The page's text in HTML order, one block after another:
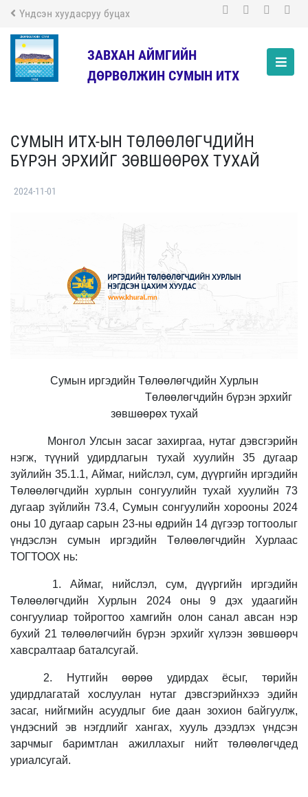
Үндсэн хуудасруу буцах
ЗАВХАН АЙМГИЙН
ДӨРВӨЛЖИН СУМЫН ИТХ
СУМЫН ИТХ-ЫН ТӨЛӨӨЛӨГЧДИЙН
БҮРЭН ЭРХИЙГ ЗӨВШӨӨРӨХ ТУХАЙ
2024-11-01
Сумын иргэдийн Төлөөлөгчдийн Хурлын
Төлөөлөгчдийн бүрэн эрхийг
зөвшөөрөх тухай
Монгол Улсын засаг захиргаа, нутаг дэвсгэрийн
нэгж, түүний удирдлагын тухай хуулийн 35
дугаар
зуйлийн35.1.1, Аймаг, нийслэл, сум, дүүргийн иргэдийн
Төлөөлөгчдийн хурлын сонгуулийн тухай хуулийн 73
дугаар зүйлийн 73.4, Сумын сонгуулийн хорооны 2024
оны 10 дугаар сарын 23-ны өдрийн 14 дүгээр тогтоолыг
үндэслэн сумын иргэдийн Төлөөлөгчдийн Хурлаас
ТОГТООХ нь:
1. Аймаг, нийслэл, сум, дүүргийн иргэдийн
Төлөөлөгчдийн Хурлын 2024 оны 9 дэх удаагийн
сонгуулиар тойрогтоо хамгийн олон санал авсан нэр
бухий 21 төлөөлөгчийн бүрэн эрхийг хүлээн зөвшөөрч
хавсралтаар баталсугай.
2. Нутгийн өөрөө удирдах ёсыг, төрийн
удирдлагатай хослуулан нутаг дэвсгэрийнхээ эдийн
засаг, нийгмийн асуудлыг бие даан зохион байгуулж,
үндэсний эв нэгдлийг хангах, хууль дээдлэх үндсэн
зарчмыг баримтлан ажиллахыг нийт төлөөлөгчдед
уриалсугай.